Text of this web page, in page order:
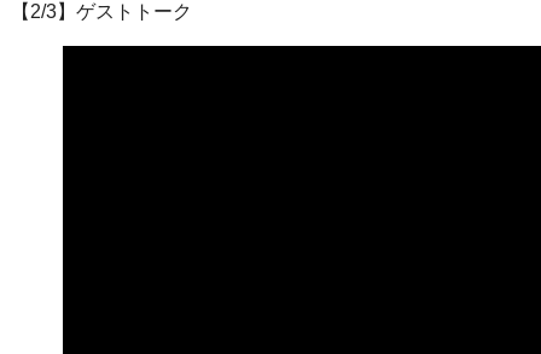
【2/3】ゲストトーク